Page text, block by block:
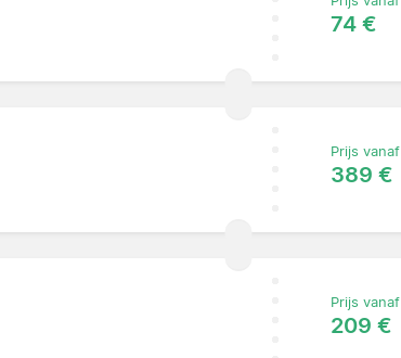
74 €
Prijs vanaf
389 €
Prijs vanaf
209 €